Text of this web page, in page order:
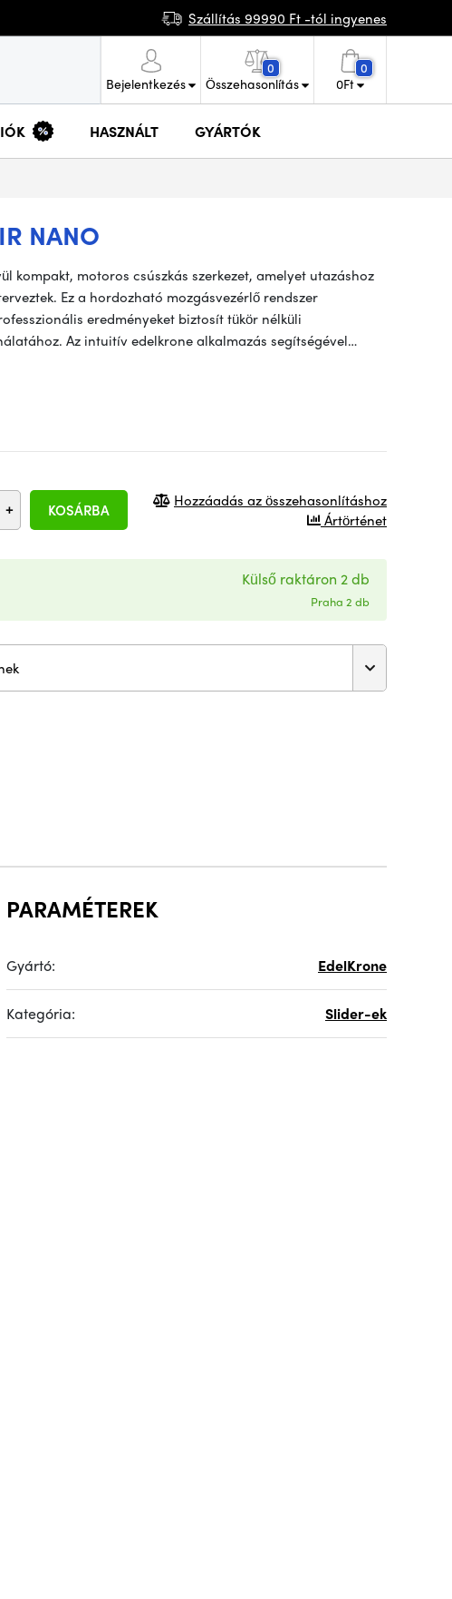
Szállítás 99990 Ft -tól ingyenes
Bejelentkezés
0
Összehasonlítás
0
0Ft
HASZNÁLT GYÁRTÓK
NANO
kompakt, motoros csúszkás szerkezet, amelyet utazáshoz
Ez a hordozható mozgásvezérlő rendszer
eredményeket biztosít tükör nélküli
Az intuitív edelkrone alkalmazás segítségével…
+ KOSÁRBA
Hozzáadás az összehasonlításhoz
Ártörténet
Külső raktáron 2 db
Praha 2 db
PARAMÉTEREK
Gyártó: EdelKrone
Kategória: Slider-ek